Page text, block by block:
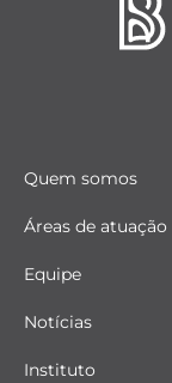
Quem somos
Áreas de atuação
Equipe
Notícias
Instituto